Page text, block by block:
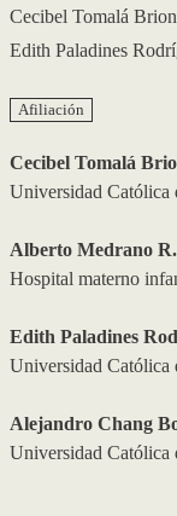
Cecibel Tomalá
Edith Paladines
Afiliación
Cecibel Tomalá
Universidad Católica
Alberto Medrano R.
Hospital materno
Edith Paladines
Universidad Católica
Alejandro Chang
Universidad Católica